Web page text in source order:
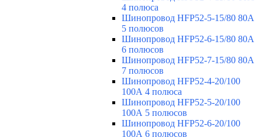
4 полюса
Шинопровод HFP52-5-15/80 80А
5 полюсов
Шинопровод HFP52-6-15/80 80А
6 полюсов
Шинопровод HFP52-7-15/80 80А
7 полюсов
Шинопровод HFP52-4-20/100
100А 4 полюса
Шинопровод HFP52-5-20/100
100А 5 полюсов
Шинопровод HFP52-6-20/100
100А 6 полюсов